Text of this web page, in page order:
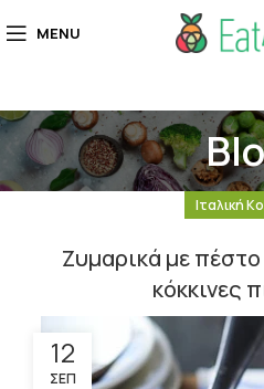
MENU
Ιταλική
Ζυμαρικά με
κόκκινες
12
ΣΕΠ